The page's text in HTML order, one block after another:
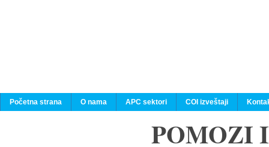
Početna strana O nama APC sektori COI izveštaji
POMOZI